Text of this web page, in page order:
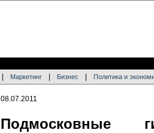
Маркетинг Бизнес Политика и
08.07.2011
Подмосковные